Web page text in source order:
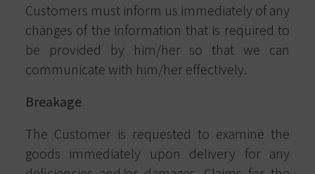
Customers must inform us immediately of any
changes of the information that is required to
be provided by him/her so that we can
communicate with him/her effectively.
Breakage
The Customer is requested to examine the
goods immediately upon delivery for any